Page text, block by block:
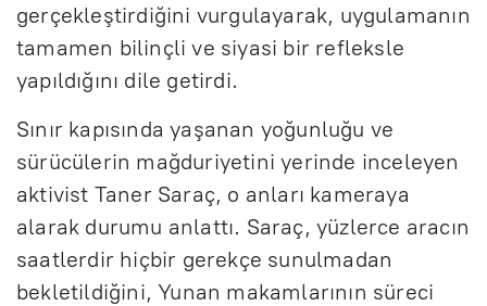
gerçekleştirdiğini vurgulayarak, uygulamanın
tamamen bilinçli ve siyasi bir refleksle
yapıldığını dile getirdi.
Sınır kapısında yaşanan yoğunluğu ve
sürücülerin mağduriyetini yerinde inceleyen
aktivist Taner Saraç, o anları kameraya
alarak durumu anlattı. Saraç, yüzlerce aracın
saatlerdir hiçbir gerekçe sunulmadan
bekletildiğini, Yunan makamlarının süreci